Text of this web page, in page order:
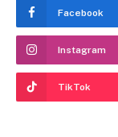
Facebook
Instagram
TikTok